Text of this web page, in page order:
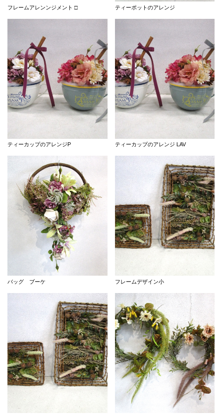
フレームアレンンジメント □ ティーポットのアレンジ
ティーカップのアレンジP ティーカップのアレンジ LAV
バッグ ブーケ フレームデザイン小